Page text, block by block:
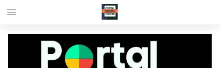
menu